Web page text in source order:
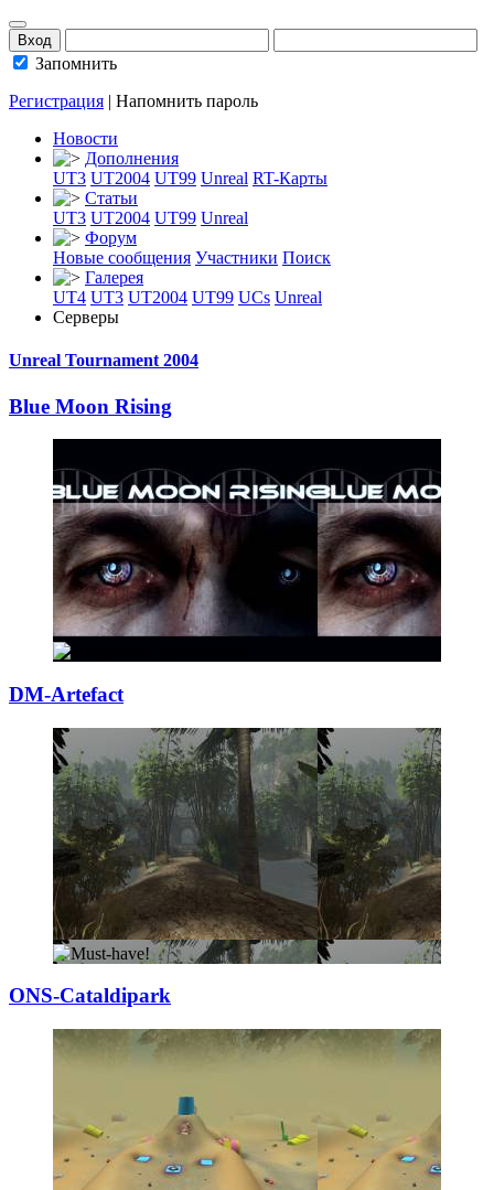
Запомнить
Регистрация | Напомнить пароль
Новости
Дополнения
UT3 UT2004 UT99 Unreal RT-Карты
Статьи
UT3 UT2004 UT99 Unreal
Форум
Новые сообщения Участники Поиск
Галерея
UT4 UT3 UT2004 UT99 UCs Unreal
Серверы
Unreal Tournament 2004
Blue Moon Rising
DM-Artefact
ONS-Cataldipark